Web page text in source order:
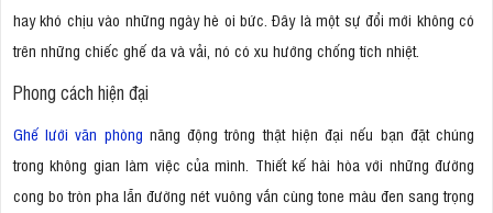
hay khó chịu vào những ngày hè oi bức. Đây là một sự đổi mới không có
trên những chiếc ghế da và vải, nó có xu hướng chống tích nhiệt.
Phong cách hiện đại
Ghế lưới văn phòng năng động trông thật hiện đại nếu bạn đặt chúng
trong không gian làm việc của mình. Thiết kế hài hòa với những đường
cong bo tròn pha lẫn đường nét vuông vắn cùng tone màu đen sang trọng